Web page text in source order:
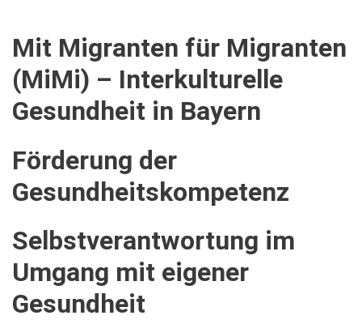
Mit Migranten für Migranten
(MiMi) – Interkulturelle
Gesundheit in Bayern
Förderung der
Gesundheitskompetenz
Selbstverantwortung im
Umgang mit eigener
Gesundheit